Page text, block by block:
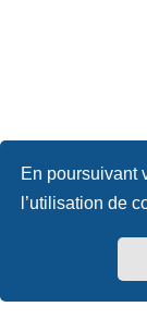
En poursuivant
l’utilisation de